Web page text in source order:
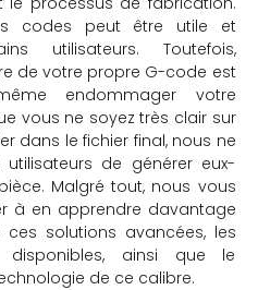
codes peut être utile et
utilisateurs. Toutefois,
de votre propre G-code est
endommager votre
vous ne soyez très clair sur
dans le fichier final, nous ne
de générer eux-
Malgré tout, nous vous
à en apprendre davantage
solutions avancées, les
disponibles, ainsi que le
de ce calibre.